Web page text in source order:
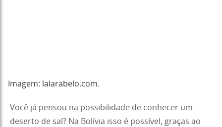
Imagem: lalarabelo.com.
Você já pensou na possibilidade de conhecer um
deserto de sal? Na Bolívia isso é possível, graças ao